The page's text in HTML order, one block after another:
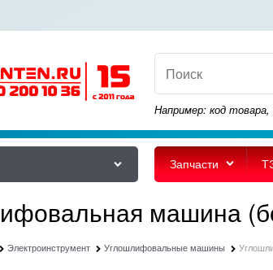
Например: код
Запчасти
машина
Электроинструмент Углошлифовальные машины